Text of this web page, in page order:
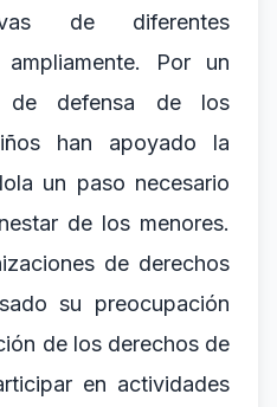
de diferentes
Por un
de defensa de los
han apoyado la
un paso necesario
de los menores.
de derechos
su preocupación
de los derechos de
en actividades